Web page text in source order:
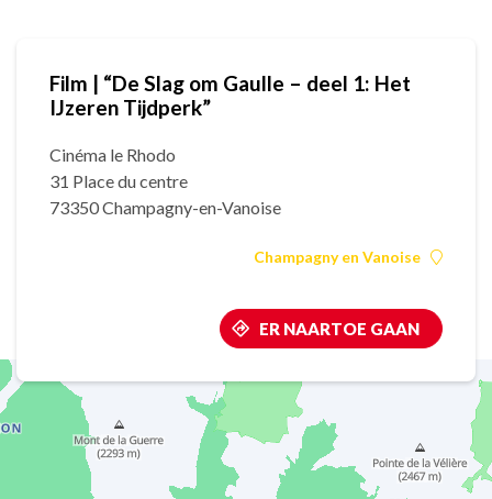
Film | “De Slag om Gaulle – deel 1: Het
IJzeren Tijdperk”
Cinéma le Rhodo
31 Place du centre
73350 Champagny-en-Vanoise
Champagny en Vanoise
ER NAARTOE GAAN